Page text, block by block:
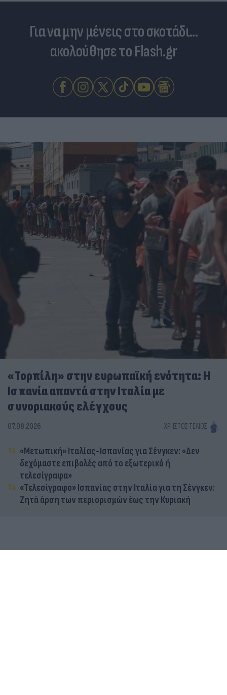
Για να μην μένεις στο σκοτάδι...
ακολούθησε το Flash.gr
«Τορπίλη» στην ευρωπαϊκή ενότητα: Η
Ισπανία απαντά στην Ιταλία με
συνοριακούς ελέγχους
07.08.2026 ΧΡΉΣΤΟΣ ΤΈΛΙΟΣ
«Μετωπική» Ιταλίας-Ισπανίας για Σένγκεν: «Δεν
δεχόμαστε επιβολές από το εξωτερικό ή
τελεσίγραφα»
«Τελεσίγραφο» Ισπανίας στην Ιταλία για τη Σένγκεν:
Ζητά άρση των περιορισμών έως την Κυριακή